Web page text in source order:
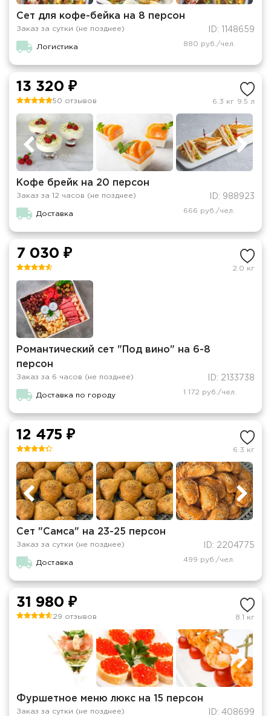
Сет для кофе-бейка на 8 персон
Заказ за сутки (не позднее) ID: 1148659
Логистика 880 руб./чел.
13 320 ₽
50 отзывов 6.3 кг 9.5 л
Кофе брейк на 20 персон
Заказ за 12 часов (не позднее) ID: 988923
Доставка 666 руб./чел.
7 030 ₽
2.0 кг
Романтический сет "Под вино" на 6-8
персон
Заказ за 6 часов (не позднее) ID: 2133738
Доставка по городу 1 172 руб./чел.
12 475 ₽
6.3 кг
Сет "Самса" на 23-25 персон
Заказ за сутки (не позднее) ID: 2204775
Доставка 499 руб./чел.
31 980 ₽
29 отзывов 8.1 кг
Фуршетное меню люкс на 15 персон
Заказ за сутки (не позднее) ID: 408699